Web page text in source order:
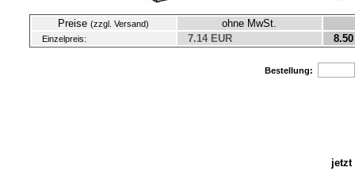
Preise (zzgl. Versand) ohne MwSt.
Einzelpreis: 7.14 EUR 8.50
Bestellung:
jetzt